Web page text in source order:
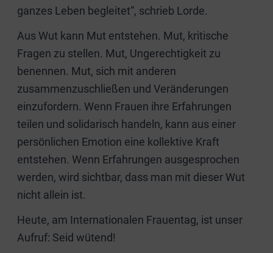
ganzes Leben begleitet“, schrieb Lorde.
Aus Wut kann Mut entstehen. Mut, kritische
Fragen zu stellen. Mut, Ungerechtigkeit zu
benennen. Mut, sich mit anderen
zusammenzuschließen und Veränderungen
einzufordern. Wenn Frauen ihre Erfahrungen
teilen und solidarisch handeln, kann aus einer
persönlichen Emotion eine kollektive Kraft
entstehen. Wenn Erfahrungen ausgesprochen
werden, wird sichtbar, dass man mit dieser Wut
nicht allein ist.
Heute, am Internationalen Frauentag, ist unser
Aufruf: Seid wütend!